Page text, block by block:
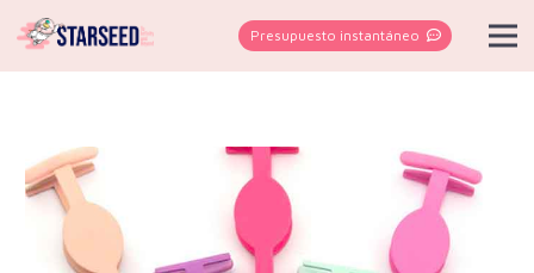
Presupuesto instantáneo